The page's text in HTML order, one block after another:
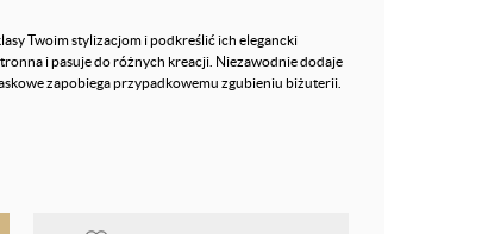
Twoim stylizacjom i podkreślić ich elegancki
i pasuje do różnych kreacji. Niezawodnie dodaje
zapobiega przypadkowemu zgubieniu biżuterii.